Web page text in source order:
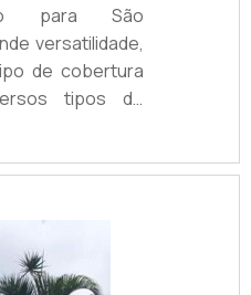
para São
versatilidade,
de cobertura
tipos de
proteger
ação da chuva,
de intempéries
mesmo. O
DIVERSAS